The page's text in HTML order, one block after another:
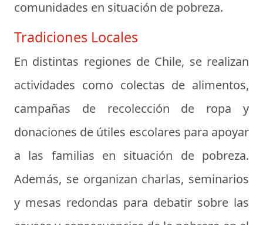
comunidades en situación de pobreza.
Tradiciones Locales
En distintas regiones de Chile, se realizan
actividades como colectas de alimentos,
campañas de recolección de ropa y
donaciones de útiles escolares para apoyar
a las familias en situación de pobreza.
Además, se organizan charlas, seminarios
y mesas redondas para debatir sobre las